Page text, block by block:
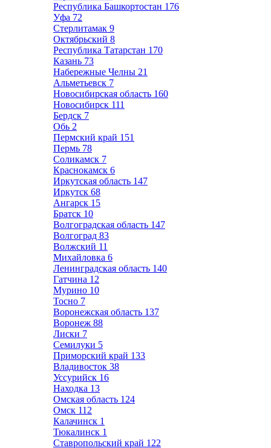
Республика Башкортостан 176
Уфа 72
Стерлитамак 9
Октябрьский 8
Республика Татарстан 170
Казань 73
Набережные Челны 21
Альметьевск 7
Новосибирская область 160
Новосибирск 111
Бердск 7
Обь 2
Пермский край 151
Пермь 78
Соликамск 7
Краснокамск 6
Иркутская область 147
Иркутск 68
Ангарск 15
Братск 10
Волгоградская область 147
Волгоград 83
Волжский 11
Михайловка 6
Ленинградская область 140
Гатчина 12
Мурино 10
Тосно 7
Воронежская область 137
Воронеж 88
Лиски 7
Семилуки 5
Приморский край 133
Владивосток 38
Уссурийск 16
Находка 13
Омская область 124
Омск 112
Калачинск 1
Тюкалинск 1
Ставропольский край 122